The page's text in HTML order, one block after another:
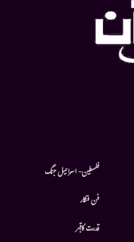
فلسطین- اسرائیل جنگ
فن فنکار
قدرت کاقہر